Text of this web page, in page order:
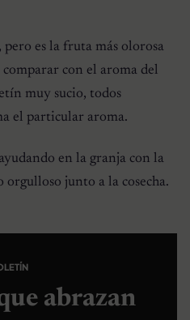
es la fruta más olorosa
con el aroma del
muy sucio, todos
el particular aroma.
en la granja con la
junto a la cosecha.
abrazan